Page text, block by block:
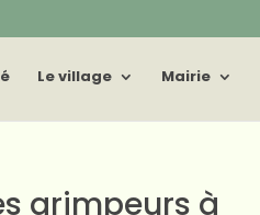
Le village Mairie
grimpeurs à